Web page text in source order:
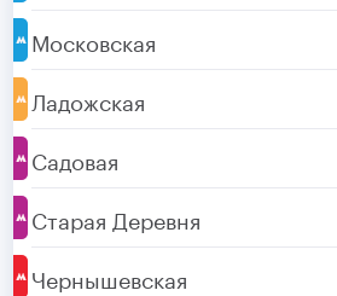
Московская
Ладожская
Садовая
Старая Деревня
Чернышевская